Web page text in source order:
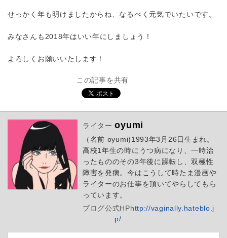
せっかく年も明けましたからね、なるべく元気でいたいです。
みなさんも2018年はいい年にしましょう！
よろしくお願いいたします！
この記事を共有
ライターoyumi
（名前 oyumi)1993年3月26日生まれ。
高校1年生の時にうつ病になり、一時治
ったもののその3年後に躁転し、双極性
障害を発病。今はこうして時たま漫画や
ライターのお仕事を頂いてやらしてもら
っています。
ブログ公式HPhttp://vaginally.hateblo.j
p/